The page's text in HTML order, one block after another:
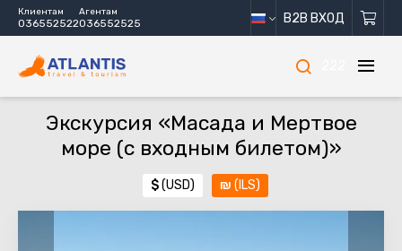
Клиентам
036552522
Агентам
036552525 B2B ВХОД
Экскурсия «Масада и Мертвое
море (с входным билетом)»
$(USD) ₪ (ILS)